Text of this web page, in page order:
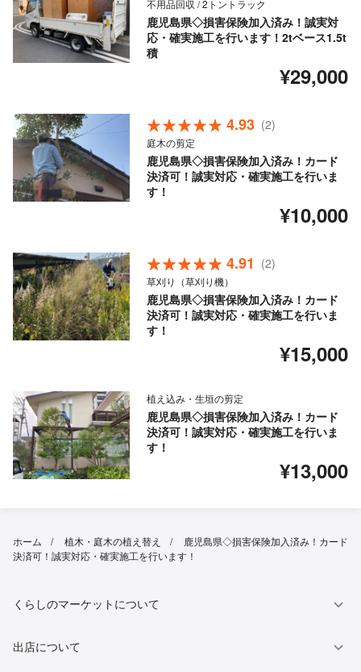
不用品回収 / 2トントラック
鹿児島県◇損害保険加入済み！誠実対
応・確実施工を行います！2tベース1.5t
積
¥29,000
4.93 (2)
庭木の剪定
鹿児島県◇損害保険加入済み！カード
決済可！誠実対応・確実施工を行いま
す！
¥10,000
4.91 (2)
草刈り（草刈り機）
鹿児島県◇損害保険加入済み！カード
決済可！誠実対応・確実施工を行いま
す！
¥15,000
植え込み・生垣の剪定
鹿児島県◇損害保険加入済み！カード
決済可！誠実対応・確実施工を行いま
す！
¥13,000
ホーム 植木・庭木の植え替え
鹿児島県◇損害保険加入済み！カード
決済可！誠実対応・確実施工を行います！
くらしのマーケットについて
出店について